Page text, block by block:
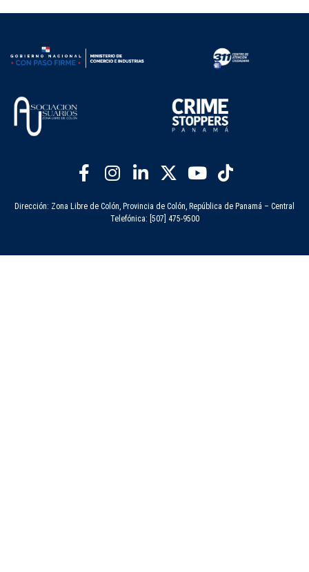
Dirección: Zona Libre de Colón, Provincia de Colón, República de Panamá – Central
Telefónica: [507] 475-9500